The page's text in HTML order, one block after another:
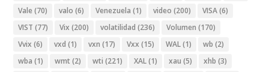
Vale (70) valo (6) Venezuela (1) video (200) VISA(6)
VIST (77) Vix (200) volatilidad (236) Volumen (170)
Vvix (6) vxd (1) vxn (17) Vxx (15) WAL(1) wb (2)
wba (1) wmt (2) wti (221) XAL(1) xau (5) xhb (3)